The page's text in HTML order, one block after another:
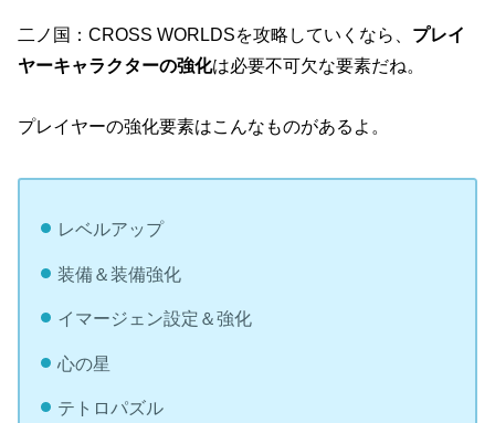
二ノ国：CROSS WORLDSを攻略していくなら、 プレイ
ヤーキャラクターの強化は必要不可欠な要素だね。
プレイヤーの強化要素はこんなものがあるよ。
レベルアップ
装備＆装備強化
イマージェン設定＆強化
心の星
テトロパズル